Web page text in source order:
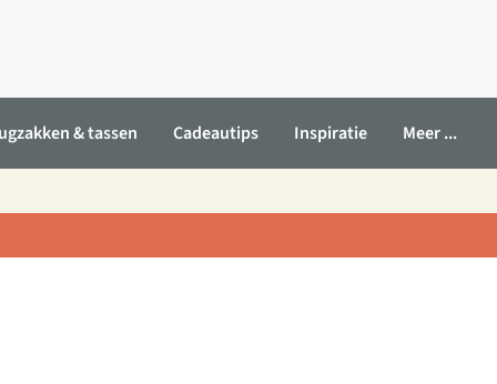
& tassen Cadeautips Inspiratie Meer ...